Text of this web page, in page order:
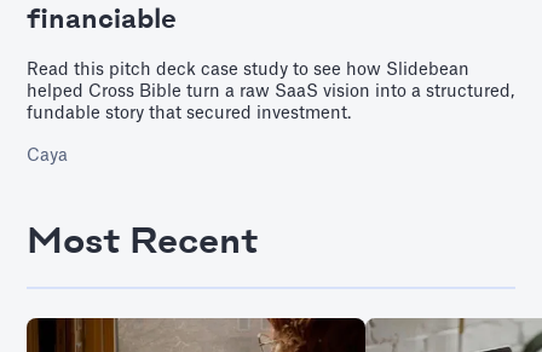
financiable
Read this pitch deck case study to see how Slidebean
helped Cross Bible turn a raw SaaS vision into a structured,
fundable story that secured investment.
Caya
Most Recent